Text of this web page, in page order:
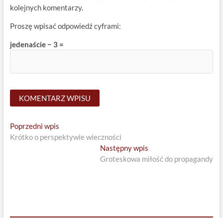
kolejnych komentarzy.
Proszę wpisać odpowiedź cyframi:
jedenaście − 3 =
Nawigacja
wpisu
Poprzedni wpisPrevious
post:
Krótko o perspektywie wieczności
Następny wpis
post:
Groteskowa miłość do propagandy